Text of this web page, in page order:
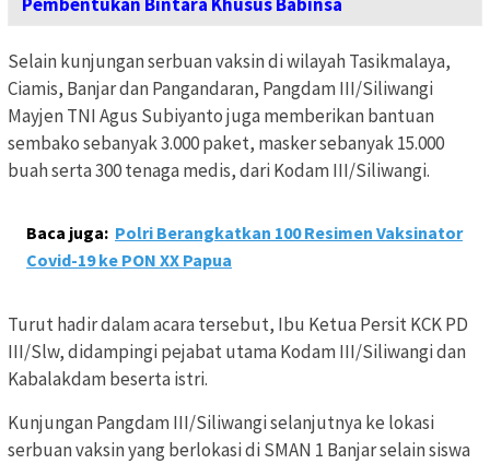
Selain kunjungan serbuan vaksin di wilayah Tasikmalaya,
Ciamis, Banjar dan Pangandaran, Pangdam III/Siliwangi
Mayjen TNI Agus Subiyanto juga memberikan bantuan
sembako sebanyak 3.000 paket, masker sebanyak 15.000
buah serta 300 tenaga medis, dari Kodam III/Siliwangi.
Baca juga: Polri Berangkatkan 100 Resimen Vaksinator
Covid-19 ke PON XX Papua
Turut hadir dalam acara tersebut, Ibu Ketua Persit KCK PD
III/Slw, didampingi pejabat utama Kodam III/Siliwangi dan
Kabalakdam beserta istri.
Kunjungan Pangdam III/Siliwangi selanjutnya ke lokasi
serbuan vaksin yang berlokasi di SMAN 1 Banjar selain siswa